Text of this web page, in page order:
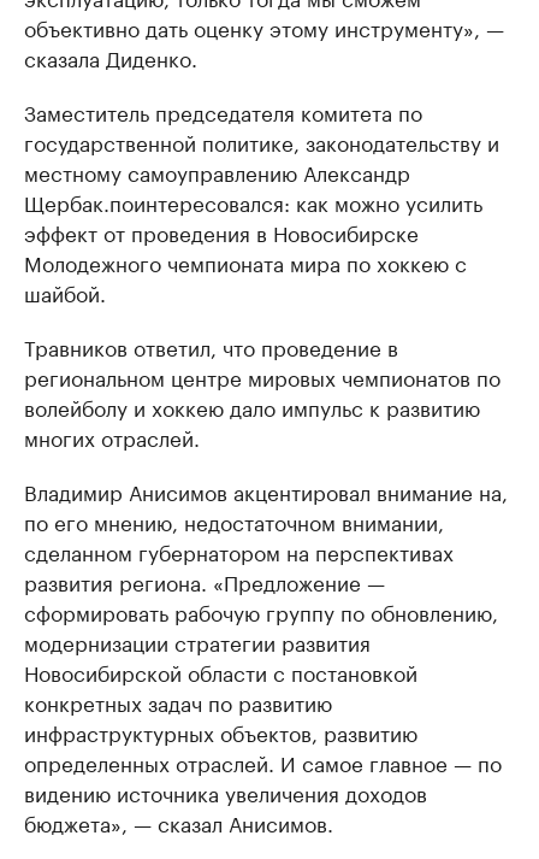
объективно дать оценку этому инструменту», —
сказала Диденко.
Заместитель председателя комитета по
государственной политике, законодательству и
местному самоуправлению Александр
Щербак.поинтересовался: как можно усилить
эффект от проведения в Новосибирске
Молодежного чемпионата мира по хоккею с
шайбой.
Травников ответил, что проведение в
региональном центре мировых чемпионатов по
волейболу и хоккею дало импульс к развитию
многих отраслей.
Владимир Анисимов акцентировал внимание на,
по его мнению, недостаточном внимании,
сделанном губернатором на перспективах
развития региона. «Предложение —
сформировать рабочую группу по обновлению,
модернизации стратегии развития
Новосибирской области с постановкой
конкретных задач по развитию
инфраструктурных объектов, развитию
определенных отраслей. И самое главное — по
видению источника увеличения доходов
бюджета», — сказал Анисимов.